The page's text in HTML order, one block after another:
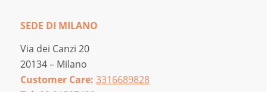
SEDE DI MILANO
Via dei Canzi 20
20134 – Milano
Customer Care: 3316689828